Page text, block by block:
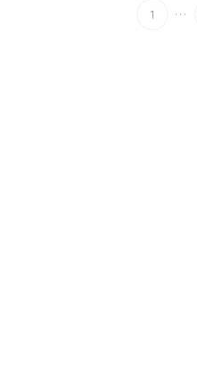
1 ...